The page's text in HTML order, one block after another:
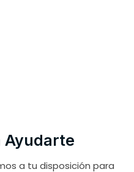
Ayudarte
a tu disposición para